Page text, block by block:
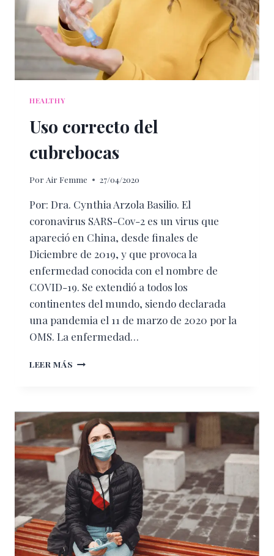
HEALTHY
Uso correcto del
cubrebocas
Por Air Femme 27/04/2020
Por: Dra. Cynthia Arzola Basilio. El
coronavirus SARS-Cov-2 es un virus que
apareció en China, desde finales de
Diciembre de 2019, y que provoca la
enfermedad conocida con el nombre de
COVID-19. Se extendió a todos los
continentes del mundo, siendo declarada
una pandemia el 11 de marzo de 2020 por la
OMS. La enfermedad…
LEER MÁS USO